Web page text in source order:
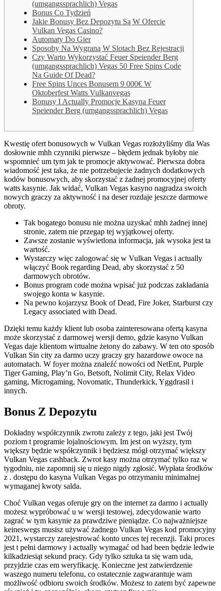
(umgangssprachlich) Vegas
Bonus Co Tydzień
Jakie Bonusy Bez Depozytu Są W Ofercie
Vulkan Vegas Casino?
Automaty Do Gier
Sposoby Na Wygraną W Slotach Bez Rejestracji
Czy Warto Wykorzystać Feuer Speiender Berg
(umgangssprachlich) Vegas 50 Free Spins Code
Na Guide Of Dead?
Free Spins Unces Bonusem 9 000€ W
Oktoberfest Watts Vulkanvegas
Bonusy I Actually Promocje Kasyna Feuer
Speiender Berg (umgangssprachlich) Vegas
Kwestię ofert bonusowych w Vulkan Vegas rozłożyliśmy dla Was
dosłownie mhh czynniki pierwsze – błędem jednak byłoby nie
wspomnieć um tym jak te promocje aktywować. Pierwsza dobra
wiadomość jest taka, że nie potrzebujecie żadnych dodatkowych
kodów bonusowych, aby skorzystać z żadnej promocyjnej oferty
watts kasynie. Jak widać, Vulkan Vegas kasyno nagradza swoich
nowych graczy za aktywność i na deser rozdaje jeszcze darmowe
obroty.
Tak bogatego bonusu nie można uzyskać mhh żadnej innej
stronie, zatem nie przegap tej wyjątkowej oferty.
Zawsze zostanie wyświetlona informacja, jak wysoka jest ta
wartość.
Wystarczy więc zalogować się w Vulkan Vegas i actually
włączyć Book regarding Dead, aby skorzystać z 50
darmowych obrotów.
Bonus program code można wpisać już podczas zakładania
swojego konta w kasynie.
Na pewno kojarzysz Book of Dead, Fire Joker, Starburst czy
Legacy associated with Dead.
Dzięki temu każdy klient lub osoba zainteresowana ofertą kasyna
może skorzystać z darmowej wersji demo, gdzie kasyno Vulkan
Vegas daje klientom wirtualne żetony do zabawy. W ten oto sposób
Vulkan Sin city za darmo uczy graczy gry hazardowe owoce na
automatach. W foyer można znaleźć nowości od NetEnt, Purple
Tiger Gaming, Play’n Go, Betsoft, Nolimit City, Relax Video
gaming, Microgaming, Novomatic, Thunderkick, Yggdrasil i
innych.
Bonus Z Depozytu
Dokładny współczynnik zwrotu zależy z tego, jaki jest Twój
poziom t programie lojalnościowym. Im jest on wyższy, tym
większy będzie współczynnik i będziesz mógł otrzymać większy
Vulkan Vegas cashback. Zwrot kasy można otrzymać tylko raz w
tygodniu, nie zapomnij się u niego nigdy zgłosić. Wypłata środków
z . dostępu do kasyna Vulkan Vegas po otrzymaniu minimalnej
wymaganej kwoty salda.
Choć Vulkan vegas oferuje gry on the internet za darmo i actually
możesz wypróbować u w wersji testowej, zdecydowanie warto
zagrać w tym kasynie za prawdziwe pieniądze. Co najważniejsze
keineswegs musisz używać żadnego Vulkan Vegas kod promocyjny
2021, wystarczy zarejestrować konto unces tej recenzji. Taki proces
jest t pełni darmowy i actually wymagać od had been będzie ledwie
kilkadziesiąt sekund pracy. Gdy tylko sztuka ta się wam uda,
przyjdzie czas em weryfikację. Konieczne jest zatwierdzenie
waszego numeru telefonu, co ostatecznie zagwarantuje wam
możliwość odbioru swoich środków. Możesz to zatem być zapewne